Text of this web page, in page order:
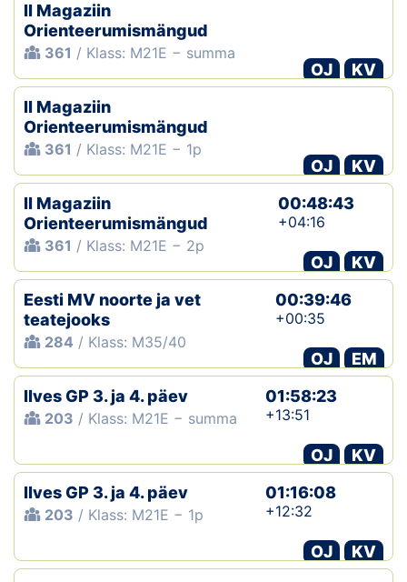
II Magaziin
Orienteerumismängud
361 / Klass: M21E − summa
OJ
KV
II Magaziin
Orienteerumismängud
361 / Klass: M21E − 1p
OJ
KV
II Magaziin
Orienteerumismängud
361 / Klass: M21E − 2p
00:48:43
+04:16
OJ
KV
Eesti MV noorte ja vet
teatejooks
284 / Klass: M35/40
00:39:46
+00:35
OJ
EM
Ilves GP 3. ja 4. päev
203 / Klass: M21E − summa
01:58:23
+13:51
OJ
KV
Ilves GP 3. ja 4. päev
203 / Klass: M21E − 1p
01:16:08
+12:32
OJ
KV